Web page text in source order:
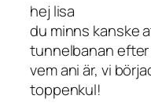
hej lisa
du minns kanske
tunnelbanan
vem ani är, vi
toppenkul!